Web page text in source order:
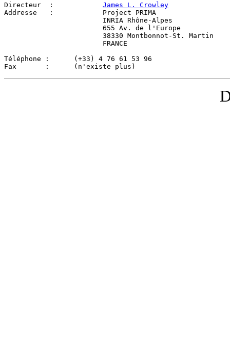
James L. Crowley
Addresse   :    	Project PRIMA
                	INRIA Rhône-Alpes
		  	655 Av. de l'Europe
		  	38330 Montbonnot-St. Martin
             		FRANCE
Téléphone :      (+33) 4 76 61 53 96
Fax       :      (n'existe plus)